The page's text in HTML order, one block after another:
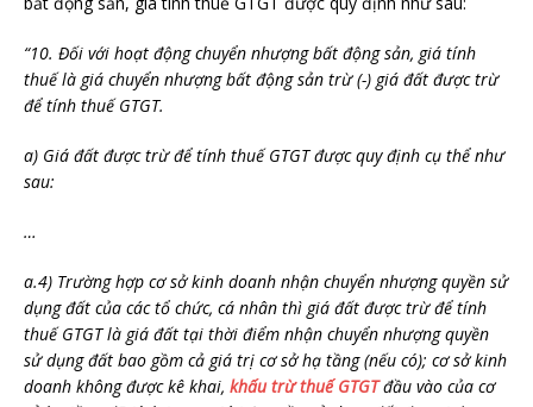
“10. Đối với hoạt động chuyển nhượng bất động sản, giá tính
thuế là giá chuyển nhượng bất động sản trừ (-) giá đất được trừ
để tính thuế GTGT.
a) Giá đất được trừ để tính thuế GTGT được quy định cụ thể như
sau:
…
a.4) Trường hợp cơ sở kinh doanh nhận chuyển nhượng quyền sử
dụng đất của các tổ chức, cá nhân thì giá đất được trừ để tính
thuế GTGT là giá đất tại thời điểm nhận chuyển nhượng quyền
sử dụng đất bao gồm cả giá trị cơ sở hạ tầng (nếu có); cơ sở kinh
doanh không được kê khai, khấu trừ thuế GTGTđầu vào của cơ